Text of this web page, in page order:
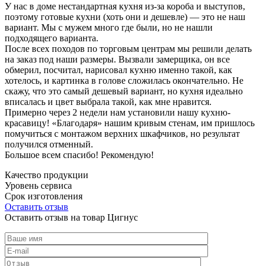
У нас в доме нестандартная кухня из-за короба и выступов,
поэтому готовые кухни (хоть они и дешевле) — это не наш
вариант. Мы с мужем много где были, но не нашли
подходящего варианта.
После всех походов по торговым центрам мы решили делать
на заказ под наши размеры. Вызвали замерщика, он все
обмерил, посчитал, нарисовал кухню именно такой, как
хотелось, и картинка в голове сложилась окончательно. Не
скажу, что это самый дешевый вариант, но кухня идеально
вписалась и цвет выбрала такой, как мне нравится.
Примерно через 2 недели нам установили нашу кухню-
красавицу! «Благодаря» нашим кривым стенам, им пришлось
помучиться с монтажом верхних шкафчиков, но результат
получился отменный.
Большое всем спасибо! Рекомендую!
Качество продукции
Уровень сервиса
Срок изготовления
Оставить отзыв
Оставить отзыв на товар Цигнус